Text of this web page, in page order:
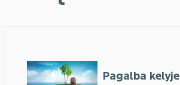
Pagalba kelyje